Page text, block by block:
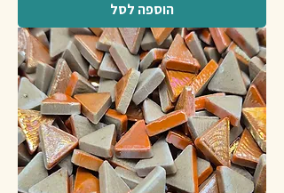
הוספה לסל